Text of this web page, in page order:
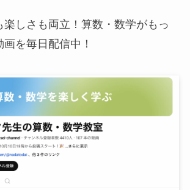
楽しさも両立！算数・数学がもっ
を毎日配信中！